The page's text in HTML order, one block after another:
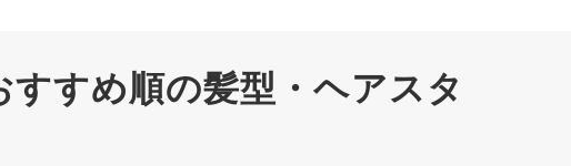
すめ順の髪型・ヘアスタ